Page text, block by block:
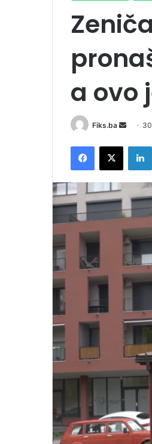
a ovo
Fiks.ba
Send
email
Facebook
X